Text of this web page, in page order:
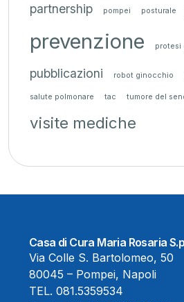
partnership
pompei posturale
prevenzione protesi
pubblicazioni robot ginocchio
salute polmonare tac tumore del
visite mediche
Casa di Cura Maria Rosaria
Via Colle S. Bartolomeo, 50
80045 – Pompei, Napoli
TEL. 081.5359534